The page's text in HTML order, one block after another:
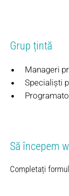
Grup țintă
Manageri
Specialiști
Să începem
Completați